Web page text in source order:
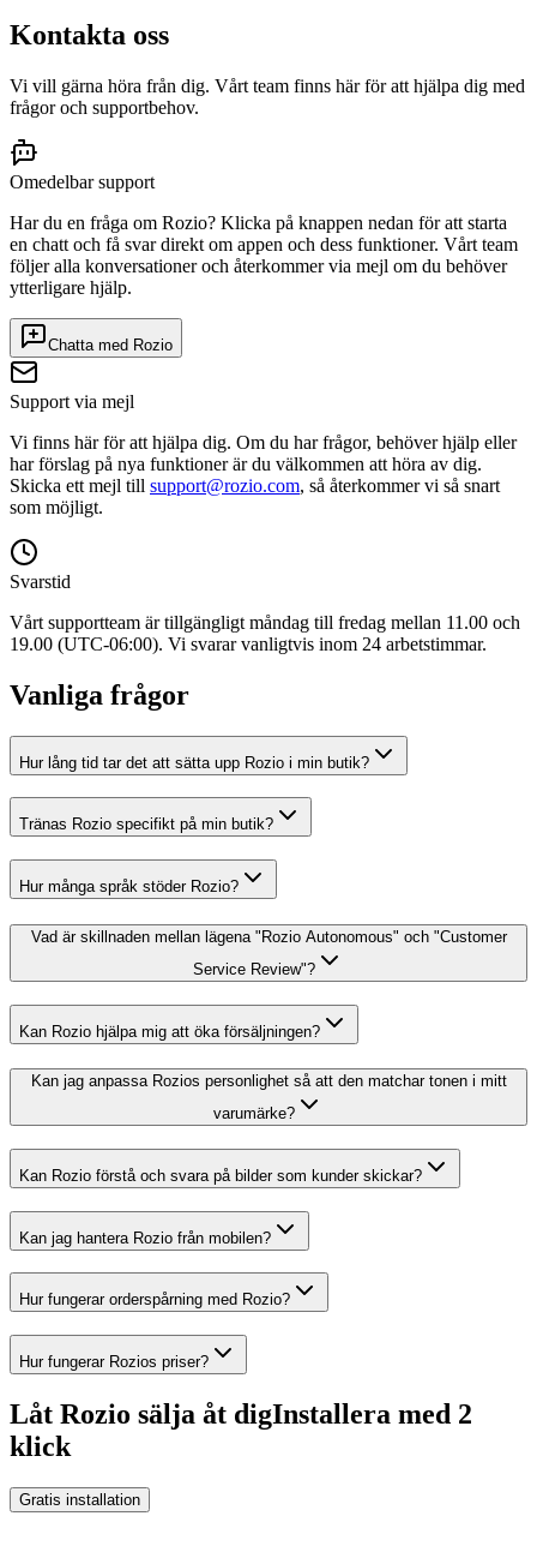
Kontakta oss
Vi vill gärna höra från dig. Vårt team finns här för att hjälpa dig med
frågor och supportbehov.
Omedelbar support
Har du en fråga om Rozio? Klicka på knappen nedan för att starta
en chatt och få svar direkt om appen och dess funktioner. Vårt team
följer alla konversationer och återkommer via mejl om du behöver
ytterligare hjälp.
Chatta med Rozio
Support via mejl
Vi finns här för att hjälpa dig. Om du har frågor, behöver hjälp eller
har förslag på nya funktioner är du välkommen att höra av dig.
Skicka ett mejl till support@rozio.com, så återkommer vi så snart
som möjligt.
Svarstid
Vårt supportteam är tillgängligt måndag till fredag mellan 11.00 och
19.00 (UTC-06:00). Vi svarar vanligtvis inom 24 arbetstimmar.
Vanliga frågor
Hur lång tid tar det att sätta upp Rozio i min butik?
Tränas Rozio specifikt på min butik?
Hur många språk stöder Rozio?
Vad är skillnaden mellan lägena "Rozio Autonomous" och "Customer
Service Review"?
Kan Rozio hjälpa mig att öka försäljningen?
Kan jag anpassa Rozios personlighet så att den matchar tonen i mitt
varumärke?
Kan Rozio förstå och svara på bilder som kunder skickar?
Kan jag hantera Rozio från mobilen?
Hur fungerar orderspårning med Rozio?
Hur fungerar Rozios priser?
Låt Rozio sälja åt digInstallera med 2
klick
Gratis installation